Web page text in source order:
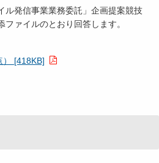
発信事業業務委託」企画提案競技
ァイルのとおり回答します。
） [418KB]